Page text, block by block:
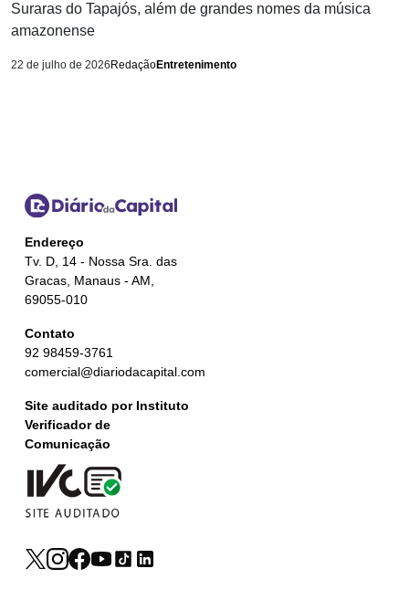
Suraras do Tapajós, além de grandes nomes da música
amazonense
22 de julho de 2026 RedaçãoEntretenimento
Endereço
Tv. D, 14 - Nossa Sra. das
Gracas, Manaus - AM,
69055-010
Contato
92 98459-3761
comercial@diariodacapital.com
Site auditado por Instituto
Verificador de
Comunicação